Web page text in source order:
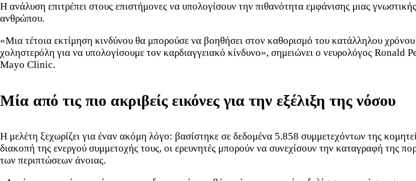
Η ανάλυση επιτρέπει στους επιστήμονες να υπολογίσουν την πιθανότητα εμφάνισης μιας
ανθρώπου.
«Μια τέτοια εκτίμηση κινδύνου θα μπορούσε να βοηθήσει στον καθορισμό του κατάλληλου
χοληστερόλη για να υπολογίσουμε τον καρδιαγγειακό κίνδυνο», σημειώνει ο νευρολόγος
Mayo Clinic.
Μία από τις πιο ακριβείς εικόνες για την εξέλιξη της νόσου
Η μελέτη ξεχωρίζει για έναν ακόμη λόγο: βασίστηκε σε δεδομένα 5.858 συμμετεχόντων της
διακοπή της ενεργού συμμετοχής τους, οι ερευνητές μπορούν να συνεχίσουν την καταγραφή της
των περιπτώσεων άνοιας.